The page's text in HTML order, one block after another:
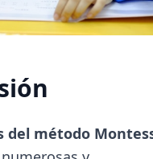
del método